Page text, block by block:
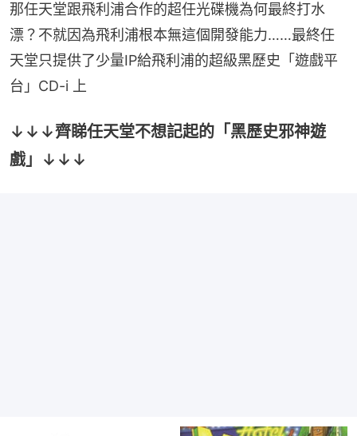
那任天堂跟飛利浦合作的超任光碟機為何最終打水
漂？不就因為飛利浦根本無這個開發能力……最終任
天堂只提供了少量IP給飛利浦的超級黑歷史「遊戲平
台」CD-i 上
↓↓↓齊睇任天堂不想記起的「黑歷史邪神遊
戲」↓↓↓